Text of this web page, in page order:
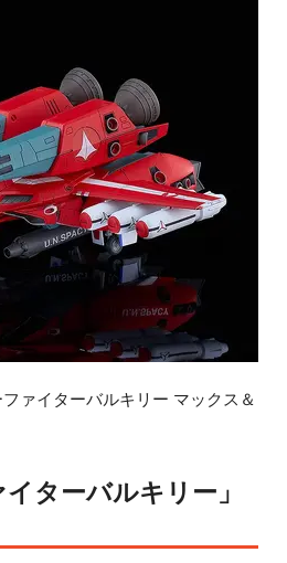
ァイターバルキリー マックス＆
ターバルキリー」